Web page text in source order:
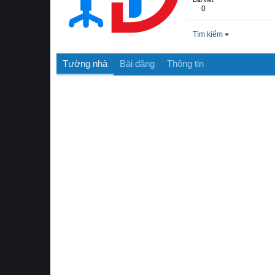
0
Tìm kiếm
Tường nhà Bài đăng Thông tin